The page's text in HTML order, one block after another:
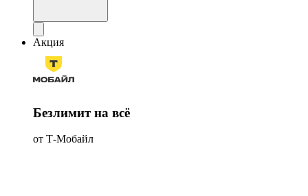
Акция
Безлимит на всё
от Т‑Мобайл